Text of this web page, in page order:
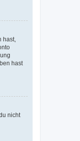
hast,
hast
nicht